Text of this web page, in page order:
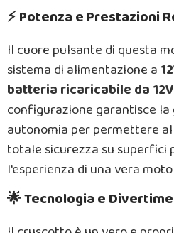
⚡ Potenza e Prestazioni
Il cuore pulsante di questa
sistema di alimentazione a
batteria ricaricabile da
configurazione garantisce
autonomia per permettere
totale sicurezza su superfici
l'esperienza di una vera
🌟 Tecnologia e